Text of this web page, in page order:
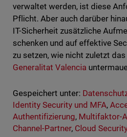
verwaltet werden, ist diese
Pflicht. Aber auch darüber
IT-Sicherheit zusätzliche
schenken und auf effektive
zu setzen, wie nicht zuletzt
Generalitat Valencia
Gespeichert unter:
Identity Security und MFA,
Authentifizierung, Multifaktor-
Channel-Partner, Cloud